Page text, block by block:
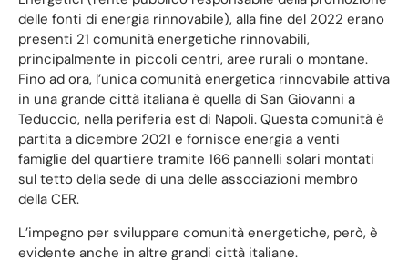
delle fonti di energia rinnovabile), alla fine del 2022 erano
presenti 21 comunità energetiche rinnovabili,
principalmente in piccoli centri, aree rurali o montane.
Fino ad ora, l’unica comunità energetica rinnovabile attiva
in una grande città italiana è quella di San Giovanni a
Teduccio, nella periferia est di Napoli. Questa comunità è
partita a dicembre 2021 e fornisce energia a venti
famiglie del quartiere tramite 166 pannelli solari montati
sul tetto della sede di una delle associazioni membro
della CER.
L’impegno per sviluppare comunità energetiche, però, è
evidente anche in altre grandi città italiane.